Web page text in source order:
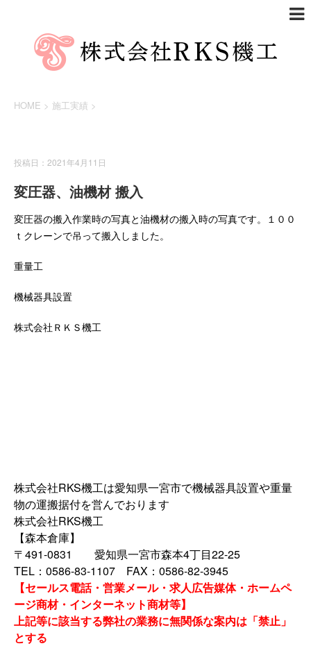
HOME > 施工実績 >
投稿日：2021年4月11日
変圧器、油機材 搬入
変圧器の搬入作業時の写真と油機材の搬入時の写真です。１００
ｔクレーンで吊って搬入しました。
重量工
機械器具設置
株式会社ＲＫＳ機工
株式会社RKS機工は愛知県一宮市で機械器具設置や重量
物の運搬据付を営んでおります
株式会社RKS機工
【森本倉庫】
〒491-0831 愛知県一宮市森本4丁目22-25
TEL：0586-83-1107 FAX：0586-82-3945
【セールス電話・営業メール・求人広告媒体・ホームペ
ージ商材・インターネット商材等】
上記等に該当する弊社の業務に無関係な案内は「禁止」
とする